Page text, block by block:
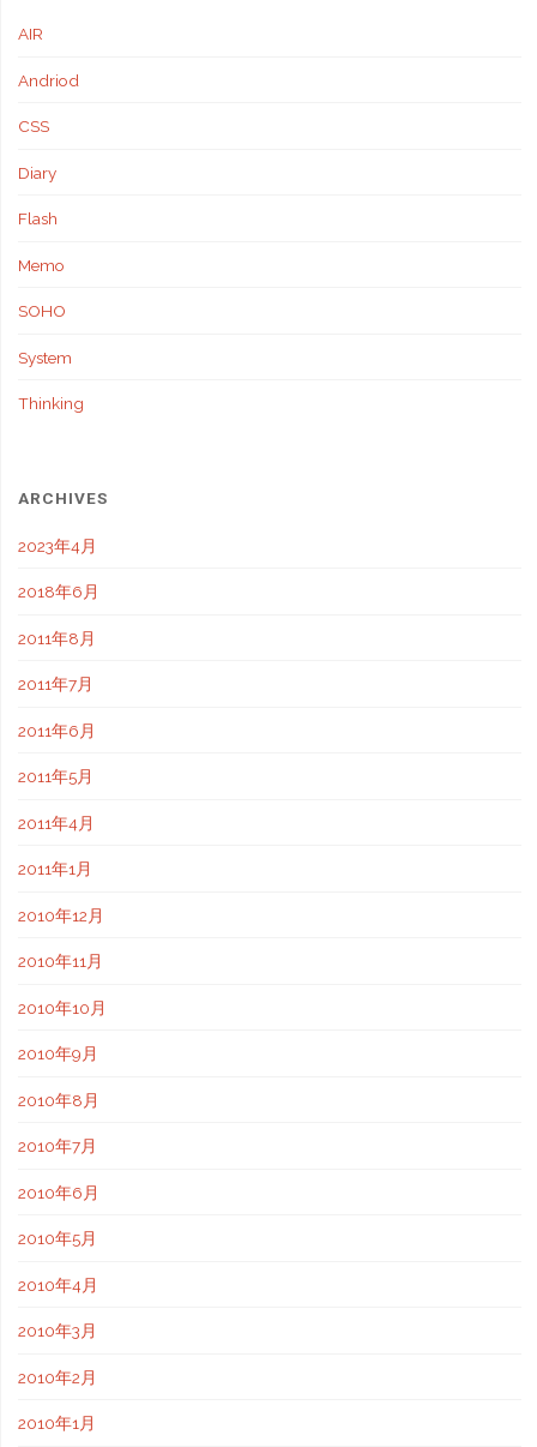
AIR
Andriod
CSS
Diary
Flash
Memo
SOHO
System
Thinking
ARCHIVES
2023年4月
2018年6月
2011年8月
2011年7月
2011年6月
2011年5月
2011年4月
2011年1月
2010年12月
2010年11月
2010年10月
2010年9月
2010年8月
2010年7月
2010年6月
2010年5月
2010年4月
2010年3月
2010年2月
2010年1月